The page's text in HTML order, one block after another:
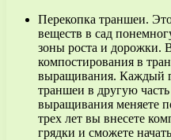
Перекопка траншеи.
веществ в сад
зоны роста и дорожки.
компостирования в
выращивания. Каждый
траншеи в другую
выращивания меняете
трех лет вы внесете
грядки и сможете